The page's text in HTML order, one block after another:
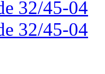
32/45-04
32/45-04